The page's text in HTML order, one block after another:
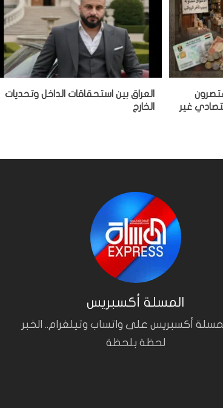
غير
‏العراق بين استحقاقات الداخل وتحديات
الخارج
المسلة أكسبريس
أكسبريس على واتساب وتيلغرام.. الخبر
لحظة بلحظة